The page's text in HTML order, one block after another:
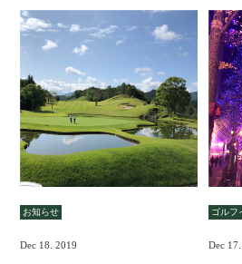
お知らせ
Dec 18. 2019
ゴルフ
Dec